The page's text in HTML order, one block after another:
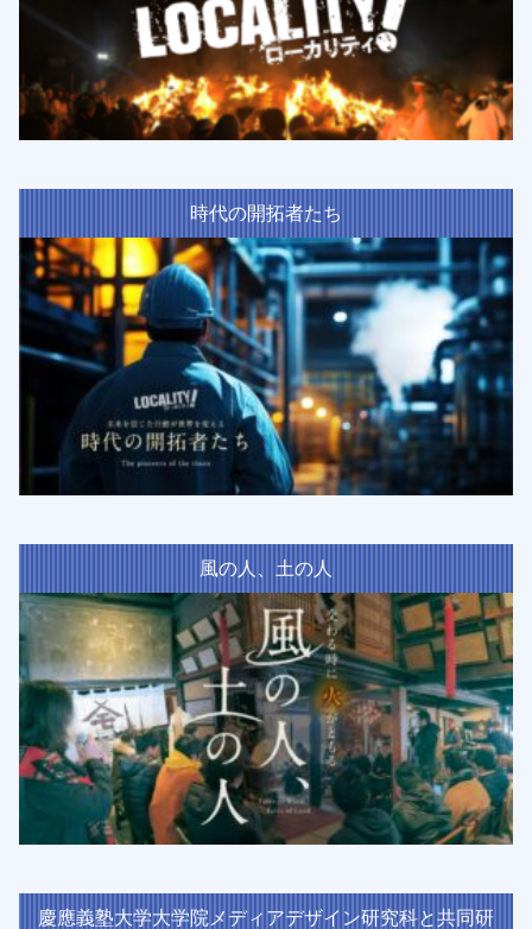
時代の開拓者たち
風の人、土の人
慶應義塾大学大学院メディアデザイン研究科と共同研